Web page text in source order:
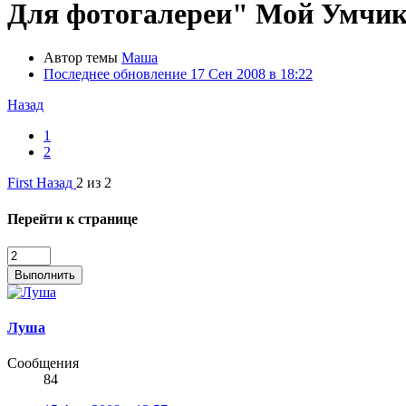
Для фотогалереи" Мой
Автор темы Маша
Последнее обновление 17 Сен 2008 в 18:22
Назад
1
2
First Назад 2 из 2
Перейти к странице
Выполнить
Луша
Сообщения
84